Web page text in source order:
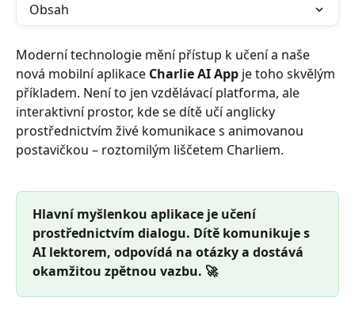
Obsah
Moderní technologie mění přístup k učení a naše
nová mobilní aplikace Charlie AI App je toho skvělým
příkladem. Není to jen vzdělávací platforma, ale
interaktivní prostor, kde se dítě učí anglicky
prostřednictvím živé komunikace s animovanou
postavičkou – roztomilým liščetem Charliem.
Hlavní myšlenkou aplikace je učení
prostřednictvím dialogu. Dítě komunikuje s
AI lektorem, odpovídá na otázky a dostává
okamžitou zpětnou vazbu. 🚀